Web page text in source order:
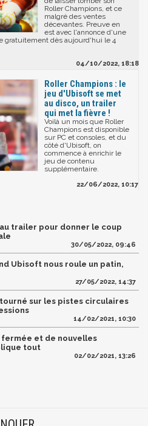
Roller Champions, et ce
malgré des ventes
décevantes. Preuve en
est avec l'annonce d'une
gratuitement dès aujourd'hui le 4
04/10/2022, 18:18
Roller Champions : le
jeu d'Ubisoft se met
au disco, un trailer
qui met la fièvre !
Voilà un mois que Roller
Champions est disponible
sur PC et consoles, et du
côté d'Ubisoft, on
commence à enrichir le
jeu de contenu
supplémentaire.
22/06/2022, 10:17
trailer pour donner le coup
30/05/2022, 09:46
Ubisoft nous roule un patin,
27/05/2022, 14:37
sur les pistes circulaires
14/02/2021, 10:30
fermée et de nouvelles
tout
02/02/2021, 13:26